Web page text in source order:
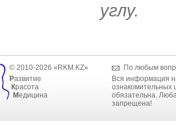
углу.
© 2010-2026 «RKM.KZ»
Развитие
Красота
Медицина
По любым
Вся информация
ознакомительных
обязательна.
запрещена!